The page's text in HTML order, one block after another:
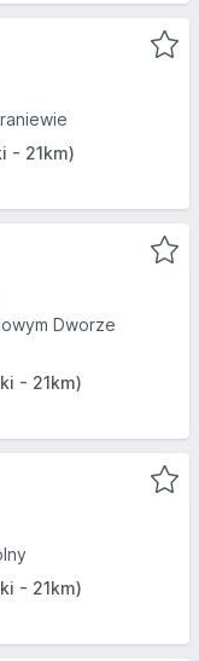
- 21km)
Dworze
- 21km)
- 21km)